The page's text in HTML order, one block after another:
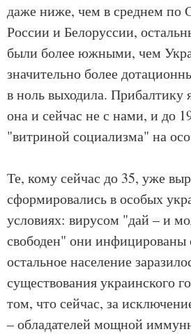
даже ниже, чем в среднем по
России и Белоруссии,
были более южными, чем
значительно более
в ноль выходила. Прибалтику
она и сейчас не с нами, и до
"витриной социализма" на
Те, кому сейчас до 35, уже
сформировались в особых
условиях: вирусом "дай – и
свободен" они инфицированы
остальное население
существования украинского
том, что сейчас, за
– обладателей мощной